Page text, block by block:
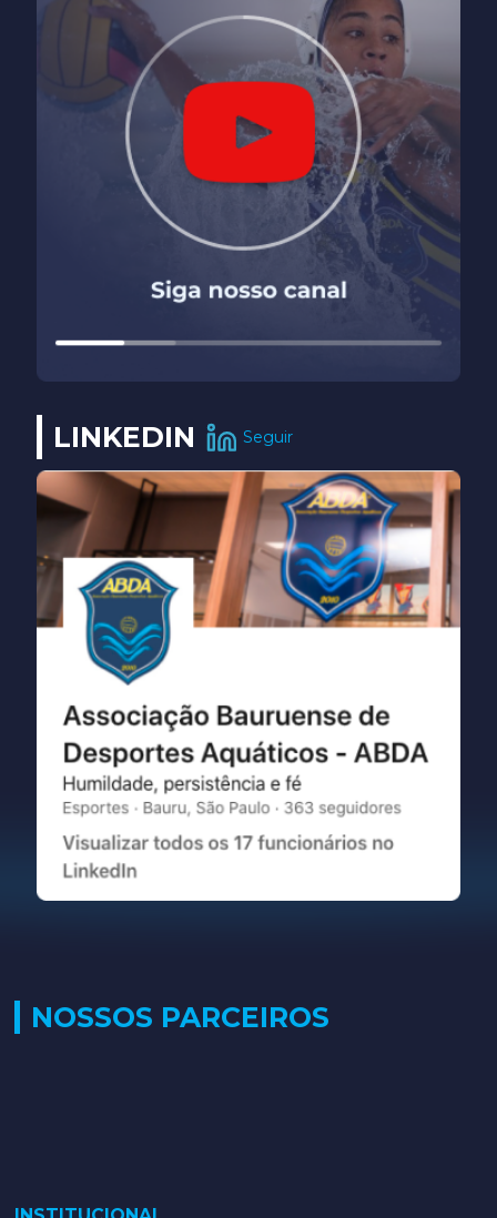
LINKEDIN Seguir
NOSSOS PARCEIROS